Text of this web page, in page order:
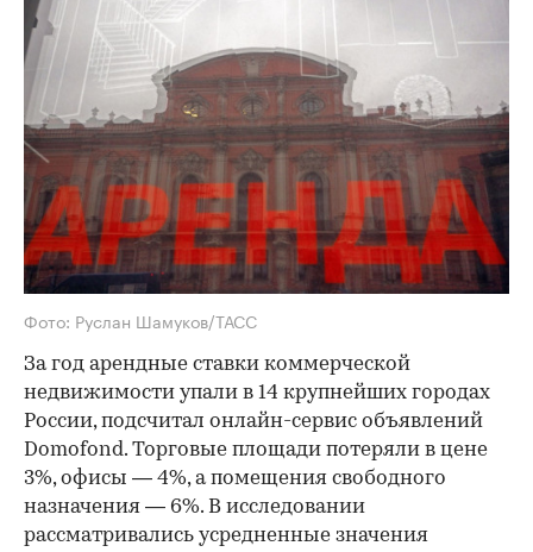
Фото: Руслан Шамуков/ТАСС
За год арендные ставки коммерческой
недвижимости упали в 14 крупнейших городах
России, подсчитал онлайн-сервис объявлений
Domofond. Торговые площади потеряли в цене
3%, офисы — 4%, а помещения свободного
назначения — 6%. В исследовании
рассматривались усредненные значения